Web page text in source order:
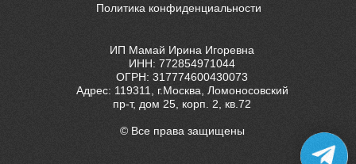
ИП Мамай Ирина Игоревна
ИНН: 772854971044
ОГРН: 317774600430073
Адрес: 119311, г.Москва, Ломоносовский
пр-т, дом 25, корп. 2, кв.72
© Все права защищены
Политика конфиденциальности